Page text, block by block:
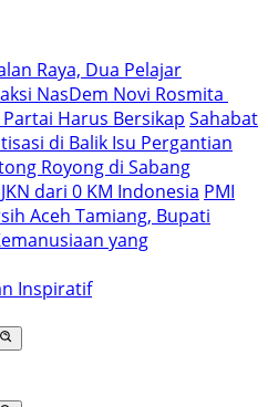
Raya, Dua Pelajar
NasDem Novi Rosmita
Harus Bersikap Sahabat
di Balik Isu Pergantian
Royong di Sabang
dari 0 KM Indonesia PMI
Aceh Tamiang, Bupati
yang